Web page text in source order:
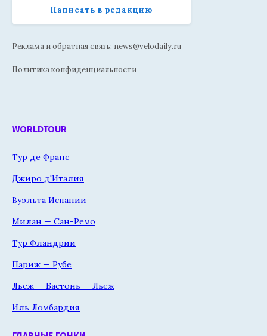
Написать в редакцию
Реклама и обратная связь: news@velodaily.ru
Политика конфиденциальности
WORLDTOUR
Тур де Франс
Джиро д'Италия
Вуэльта Испании
Милан — Сан-Ремо
Тур Фландрии
Париж — Рубе
Льеж — Бастонь — Льеж
Иль Ломбардия